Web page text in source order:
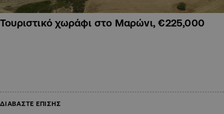
Τουριστικό χωράφι στο Μαρώνι, €225,000
ΔΙΑΒΑΣΤΕ ΕΠΙΣΗΣ